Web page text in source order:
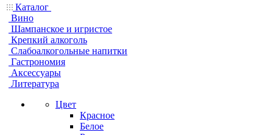
Каталог
Вино
Шампанское и игристое
Крепкий алкоголь
Слабоалкогольные напитки
Гастрономия
Аксессуары
Литература
Цвет
Красное
Белое